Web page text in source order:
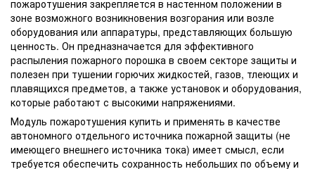
пожаротушения закрепляется в настенном положении в
зоне возможного возникновения возгорания или возле
оборудования или аппаратуры, представляющих большую
ценность. Он предназначается для эффективного
распыления пожарного порошка в своем секторе защиты и
полезен при тушении горючих жидкостей, газов, тлеющих и
плавящихся предметов, а также установок и оборудования,
которые работают с высокими напряжениями.
Модуль пожаротушения купить и применять в качестве
автономного отдельного источника пожарной защиты (не
имеющего внешнего источника тока) имеет смысл, если
требуется обеспечить сохранность небольших по объему и